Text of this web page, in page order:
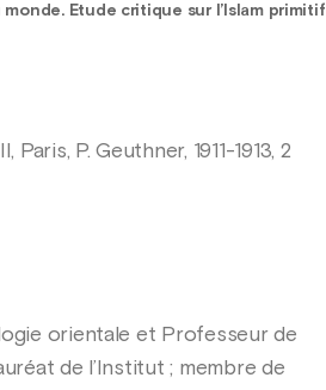
Etude critique sur l’Islam primitif
P. Geuthner, 1911-1913, 2
orientale et Professeur de
de l’Institut ; membre de